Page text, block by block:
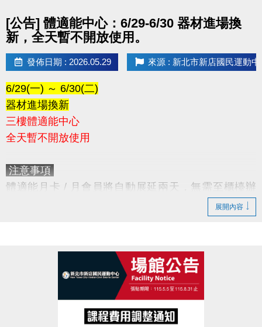
[公告] 體適能中心：6/29-6/30 器材進場換
新，全天暫不開放使用。
發佈日期 : 2026.05.29 來源 : 新北市新店國民運動中
6/29(一) ～ 6/30(二)
器材進場換新
三樓體適能中心
全天暫不開放使用
注意事項
體適能月卡 / 月會員將自動展延兩天，無需至櫃檯辦
感謝您的配合
展開內容